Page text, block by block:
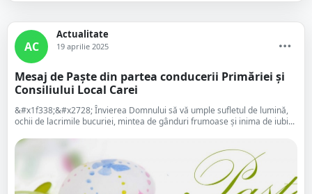
AC
Actualitate
19 aprilie 2025
Mesaj de Paște din partea conducerii Primăriei și
Consiliului Local Carei
&#x1f338;&#x2728; Învierea Domnului să vă umple sufletul de lumină,
ochii de lacrimile bucuriei, mintea de gânduri frumoase și inima de iubi...